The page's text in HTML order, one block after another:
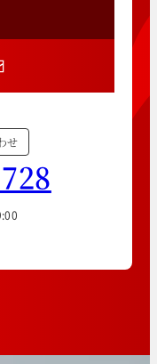
せ